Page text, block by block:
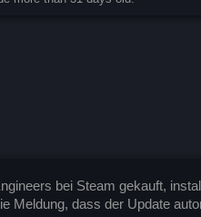
bei Steam gekauft,
Meldung, dass der Update